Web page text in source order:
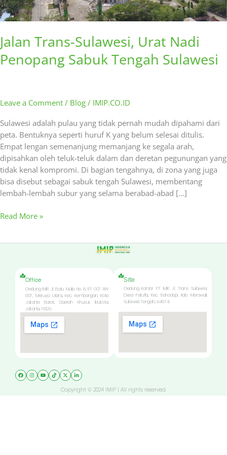
Jalan Trans-Sulawesi, Urat Nadi
Penopang Sabuk Tengah Sulawesi
Leave a Comment / Blog / IMIP.CO.ID
Sulawesi adalah pulau yang tidak pernah mudah dipahami dari
peta. Bentuknya seperti huruf K yang belum selesai ditulis.
Empat lengan semenanjung memanjang ke segala arah,
dipisahkan oleh teluk-teluk dalam dan deretan pegunungan yang
tidak kenal kompromi. Di bagian tengahnya, di zona yang juga
bisa disebut sebagai sabuk tengah Sulawesi, membentang
lembah-lembah subur yang selama berabad-abad […]
Read More »
Office
Gedung IMIP, Jl. Batu Mulia No. 8, RT 007 RW
007, Meruya Utara, Kec. Kembangan, Kota
Jakarta Barat, Daerah Khusus Ibukota,
Jakarta, 11620.
Site
Gedung Kantor PT IMIP, Jl. Trans Sulawesi,
Desa Fatufia, Kec. Bahodopi, Kab. Morowali,
Sulawesi Tengah, 94974.
Copyright © 2024 IMIP | All rights reserved.